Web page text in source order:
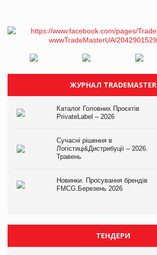
ЖУРНАЛ TRADEMASTER
Каталог Головних Проєктів
PrivateLabel – 2026
Сучасні рішення в
Логістиці&Дистрибуції – 2026.
Травень
Новинки. Просування брендів
FMCG.Березень 2026
ТЕНДЕРИ